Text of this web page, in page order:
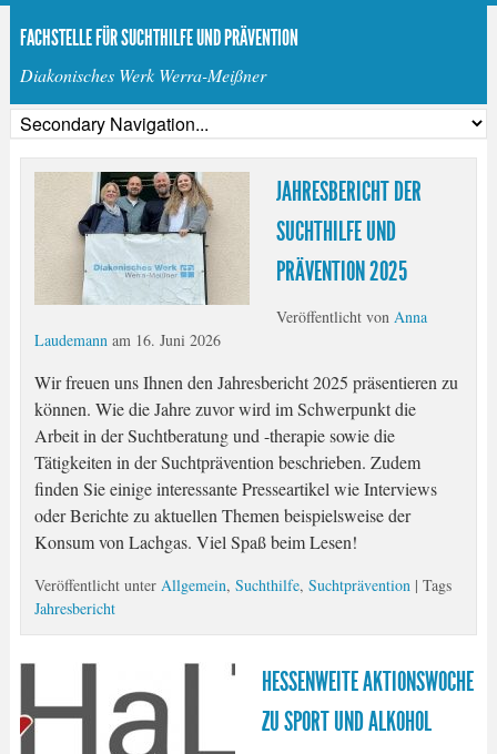
FACHSTELLE FÜR SUCHTHILFE UND PRÄVENTION
Diakonisches Werk Werra-Meißner
JAHRESBERICHT DER
SUCHTHILFE UND
PRÄVENTION 2025
Veröffentlicht von Anna
Laudemannam 16. Juni 2026
Wir freuen uns Ihnen den Jahresbericht 2025 präsentieren zu
können. Wie die Jahre zuvor wird im Schwerpunkt die
Arbeit in der Suchtberatung und -therapie sowie die
Tätigkeiten in der Suchtprävention beschrieben. Zudem
finden Sie einige interessante Presseartikel wie Interviews
oder Berichte zu aktuellen Themen beispielsweise der
Konsum von Lachgas. Viel Spaß beim Lesen!
Veröffentlicht unter Allgemein, Suchthilfe, Suchtprävention | Tags
Jahresbericht
HESSENWEITE AKTIONSWOCHE
ZU SPORT UND ALKOHOL